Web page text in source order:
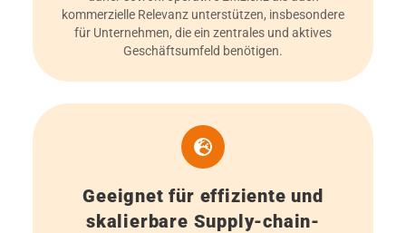
kommerzielle Relevanz unterstützen, insbesondere
für Unternehmen, die ein zentrales und aktives
Geschäftsumfeld benötigen.
Geeignet für effiziente und
skalierbare Supply-chain-